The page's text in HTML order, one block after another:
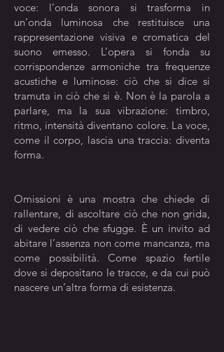
voce: l’onda sonora si trasforma in
un’onda luminosa che restituisce una
rappresentazione visiva e cromatica del
suono emesso. L’opera si fonda su
corrispondenze armoniche tra frequenze
acustiche e luminose: ciò che si dice si
tramuta in ciò che si è. Non è la parola a
parlare, ma la sua vibrazione: timbro,
ritmo, intensità diventano colore. La voce,
come il corpo, lascia una traccia: diventa
forma.
Omissioni è una mostra che chiede di
rallentare, di ascoltare ciò che non grida,
di vedere ciò che sfugge. È un invito ad
abitare l’assenza non come mancanza, ma
come possibilità. Come spazio fertile
dove si depositano le tracce, e da cui può
nascere un’altra forma di esistenza.